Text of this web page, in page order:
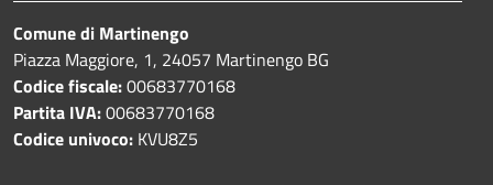
Comune di Martinengo
Piazza Maggiore, 1, 24057 Martinengo BG
Codice fiscale:00683770168
Partita IVA:00683770168
Codice univoco: KVU8Z5